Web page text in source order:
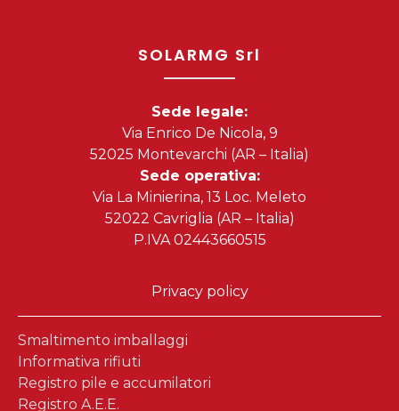
SOLARMG Srl
Sede legale:
Via Enrico De Nicola, 9
52025 Montevarchi (AR – Italia)
Sede operativa:
Via La Minierina, 13 Loc. Meleto
52022 Cavriglia (AR – Italia)
P.IVA 02443660515
Privacy policy
Smaltimento imballaggi
Informativa rifiuti
Registro pile e accumilatori
Registro A.E.E.